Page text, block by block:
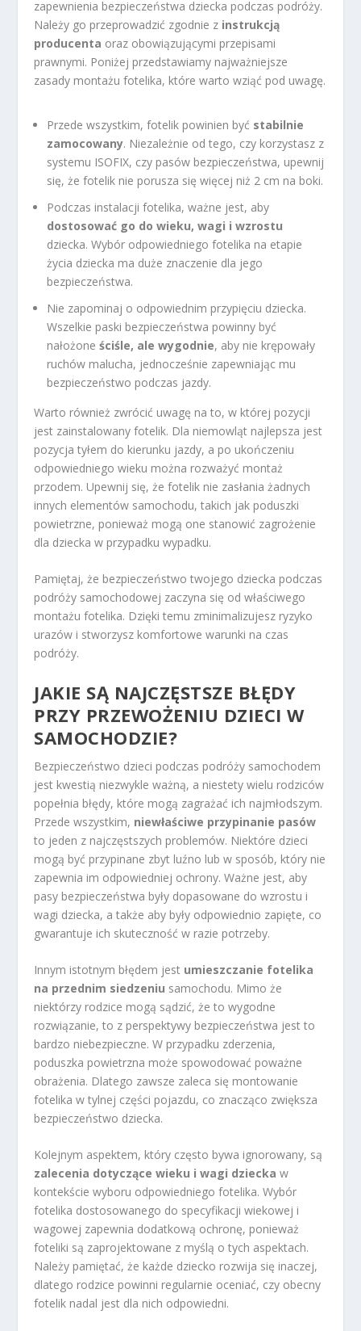
zapewnienia bezpieczeństwa dziecka podczas podróży.
Należy go przeprowadzić zgodnie z instrukcją
producenta oraz obowiązującymi przepisami
prawnymi. Poniżej przedstawiamy najważniejsze
zasady montażu fotelika, które warto wziąć pod uwagę.
Przede wszystkim, fotelik powinien być stabilnie
zamocowany. Niezależnie od tego, czy korzystasz z
systemu ISOFIX, czy pasów bezpieczeństwa, upewnij
się, że fotelik nie porusza się więcej niż 2 cm na boki.
Podczas instalacji fotelika, ważne jest, aby
dostosować go do wieku, wagi i wzrostu
dziecka. Wybór odpowiedniego fotelika na etapie
życia dziecka ma duże znaczenie dla jego
bezpieczeństwa.
Nie zapominaj o odpowiednim przypięciu dziecka.
Wszelkie paski bezpieczeństwa powinny być
nałożoneściśle, ale wygodnie, aby nie krępowały
ruchów malucha, jednocześnie zapewniając mu
bezpieczeństwo podczas jazdy.
Warto również zwrócić uwagę na to, w której pozycji
jest zainstalowany fotelik. Dla niemowląt najlepsza jest
pozycja tyłem do kierunku jazdy, a po ukończeniu
odpowiedniego wieku można rozważyć montaż
przodem. Upewnij się, że fotelik nie zasłania żadnych
innych elementów samochodu, takich jak poduszki
powietrzne, ponieważ mogą one stanowić zagrożenie
dla dziecka w przypadku wypadku.
Pamiętaj, że bezpieczeństwo twojego dziecka podczas
podróży samochodowej zaczyna się od właściwego
montażu fotelika. Dzięki temu zminimalizujesz ryzyko
urazów i stworzysz komfortowe warunki na czas
podróży.
JAKIE SĄ NAJCZĘSTSZE BŁĘDY
PRZY PRZEWOŻENIU DZIECI W
SAMOCHODZIE?
Bezpieczeństwo dzieci podczas podróży samochodem
jest kwestią niezwykle ważną, a niestety wielu rodziców
popełnia błędy, które mogą zagrażać ich najmłodszym.
Przede wszystkim, niewłaściwe przypinanie pasów
to jeden z najczęstszych problemów. Niektóre dzieci
mogą być przypinane zbyt luźno lub w sposób, który nie
zapewnia im odpowiedniej ochrony. Ważne jest, aby
pasy bezpieczeństwa były dopasowane do wzrostu i
wagi dziecka, a także aby były odpowiednio zapięte, co
gwarantuje ich skuteczność w razie potrzeby.
Innym istotnym błędem jest umieszczanie fotelika
na przednim siedzeniu samochodu. Mimo że
niektórzy rodzice mogą sądzić, że to wygodne
rozwiązanie, to z perspektywy bezpieczeństwa jest to
bardzo niebezpieczne. W przypadku zderzenia,
poduszka powietrzna może spowodować poważne
obrażenia. Dlatego zawsze zaleca się montowanie
fotelika w tylnej części pojazdu, co znacząco zwiększa
bezpieczeństwo dziecka.
Kolejnym aspektem, który często bywa ignorowany, są
zalecenia dotyczące wieku i wagi dziecka w
kontekście wyboru odpowiedniego fotelika. Wybór
fotelika dostosowanego do specyfikacji wiekowej i
wagowej zapewnia dodatkową ochronę, ponieważ
foteliki są zaprojektowane z myślą o tych aspektach.
Należy pamiętać, że każde dziecko rozwija się inaczej,
dlatego rodzice powinni regularnie oceniać, czy obecny
fotelik nadal jest dla nich odpowiedni.